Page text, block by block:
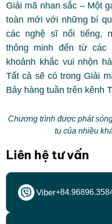
Giải mã nhan sắc – Một
toàn mới với những bí
các nghệ sĩ nổi tiếng,
thông minh đến từ các
khoảnh khắc vui nhộn
Tất cả sẽ có trong Giải
Bảy hàng tuần trên kênh
Chương trình được phát
tụ của nhiều
Liên hệ tư vấn
Viber